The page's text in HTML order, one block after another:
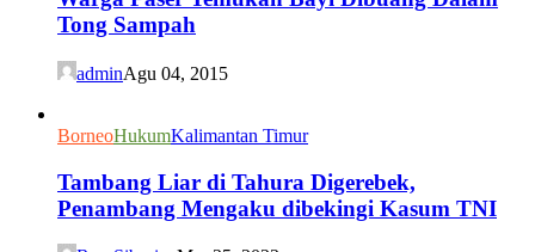
Tong Sampah
adminAgu 04, 2015
BorneoHukumKalimantan Timur
Tambang Liar di Tahura Digerebek,
Penambang Mengaku dibekingi Kasum TNI